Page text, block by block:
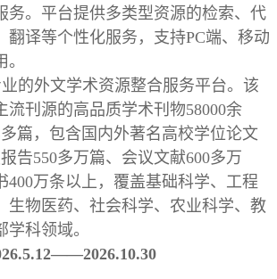
务。平台提供多类型资源的检索、代
翻译等个性化服务，支持PC端、移动
的外文学术资源整合服务平台。该
流刊源的高品质学术刊物58000余
篇，包含国内外著名高校学位论文
告550多万篇、会议文献600多万
400万条以上，覆盖基础科学、工程
生物医药、社会科学、农业科学、教
科领域。